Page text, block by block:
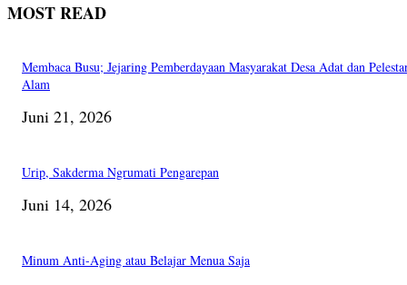
MOST READ
Membaca Busu; Jejaring Pemberdayaan Masyarakat Desa Adat dan
Alam
Juni 21, 2026
Urip, Sakderma Ngrumati Pengarepan
Juni 14, 2026
Minum Anti-Aging atau Belajar Menua Saja